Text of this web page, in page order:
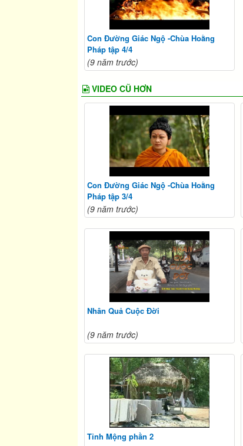
Con Đường Giác Ngộ -Chùa Hoằng
Pháp tập 4/4
(9 năm trước)
VIDEO CŨ HƠN
Con Đường Giác Ngộ -Chùa Hoằng
Pháp tập 3/4
(9 năm trước)
Nhân Quả Cuộc Đời
(9 năm trước)
Tỉnh Mộng phần 2